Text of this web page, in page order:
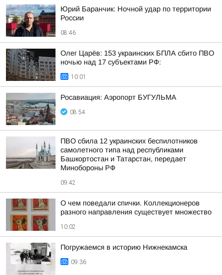
Юрий Баранчик: Ночной удар по территории
России
08:46
Олег Царёв: 153 украинских БПЛА сбито ПВО
ночью над 17 субъектами РФ:
10:01
Росавиация: Аэропорт БУГУЛЬМА
08:54
ПВО сбила 12 украинских беспилотников
самолетного типа над республиками
Башкортостан и Татарстан, передает
Минобороны РФ
09:42
О чем поведали спички. Коллекционеров
разного направления существует множество
10:02
Погружаемся в историю Нижнекамска
09:36